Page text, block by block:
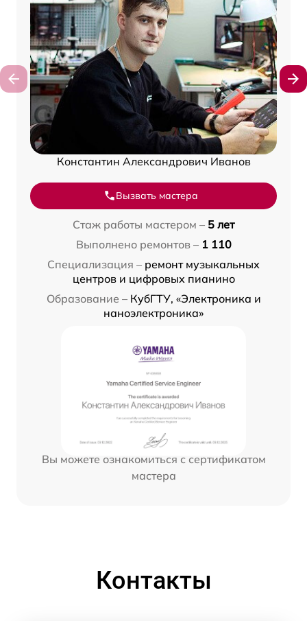
Константин Александрович Иванов
Вызвать мастера
Стаж работы мастером – 5 лет
Выполнено ремонтов – 1 110
Специализация – ремонт музыкальных
центров и цифровых пианино
Образование – КубГТУ, «Электроника и
наноэлектроника»
Вы можете ознакомиться с сертификатом
мастера
Контакты